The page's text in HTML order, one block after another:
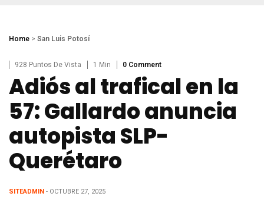
Home > San Luis Potosí
928 Puntos De Vista 1 Min 0 Comment
Adiós al trafical en la
57: Gallardo anuncia
autopista SLP-
Querétaro
SITEADMIN - OCTUBRE 27, 2025